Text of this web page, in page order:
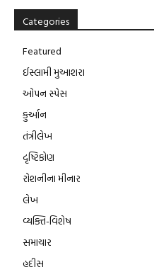
Categories
Featured
ઈસ્લામી મુઆશરા
ઓપન સ્પેસ
કુર્આન
તંત્રીલેખ
દૃષ્ટિકોણ
રોશનીના મીનાર
લેખ
વ્યક્તિ-વિશેષ
સમાચાર
હદીસ